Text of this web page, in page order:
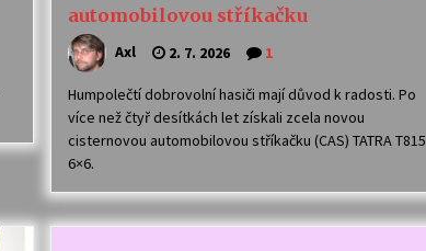
automobilovou stříkačku
Axl 2. 7. 2026 1
Humpolečtí dobrovolní hasiči mají důvod k radosti. Po
více než čtyř desítkách let získali zcela novou
cisternovou automobilovou stříkačku (CAS) TATRA T815
6×6.